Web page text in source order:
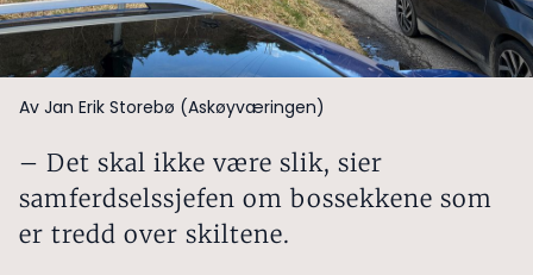
Av Jan Erik Storebø (Askøyværingen)
– Det skal ikke være slik, sier
samferdselssjefen om bossekkene som
er tredd over skiltene.